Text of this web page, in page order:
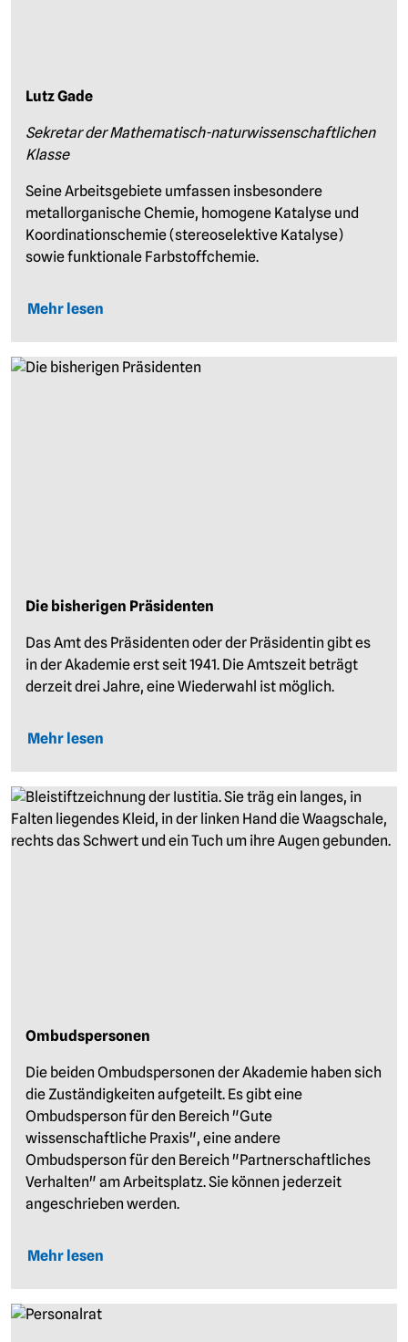
Lutz Gade
Sekretar der Mathematisch-naturwissenschaftlichen
Klasse
Seine Arbeitsgebiete umfassen insbesondere
metallorganische Chemie, homogene Katalyse und
Koordinationschemie (stereoselektive Katalyse)
sowie funktionale Farbstoffchemie.
Mehr lesen
Die bisherigen Präsidenten
Das Amt des Präsidenten oder der Präsidentin gibt es
in der Akademie erst seit 1941. Die Amtszeit beträgt
derzeit drei Jahre, eine Wiederwahl ist möglich.
Mehr lesen
Ombudspersonen
Die beiden Ombudspersonen der Akademie haben sich
die Zuständigkeiten aufgeteilt. Es gibt eine
Ombudsperson für den Bereich "Gute
wissenschaftliche Praxis", eine andere
Ombudsperson für den Bereich "Partnerschaftliches
Verhalten" am Arbeitsplatz. Sie können jederzeit
angeschrieben werden.
Mehr lesen